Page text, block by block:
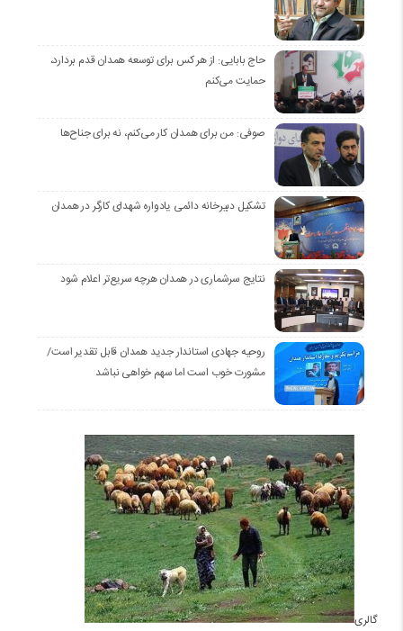
حاج بابایی: از هر کس برای توسعه همدان قدم بردارد،
حمایت می‌کنم
صوفی: من برای همدان کار می‌کنم، نه برای جناح‌ها
تشکیل دبیرخانه دائمی یادواره شهدای کارگر در همدان
نتایج سرشماری در همدان هرچه سریع‌تر اعلام شود
روحیه جهادی استاندار جدید همدان قابل تقدیر است/
مشورت خوب است اما سهم خواهی نباشد
گالری